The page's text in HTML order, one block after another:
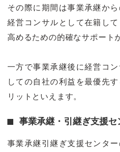
その際に期間は事業承継か
経営コンサルとして在籍し
高めるための的確なサポート
一方で事業承継後に経営コ
しての自社の利益を最優先
リットといえます。
事業承継・引継ぎ支援セ
事業承継引継ぎ支援センタ